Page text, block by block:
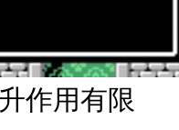
作用有限